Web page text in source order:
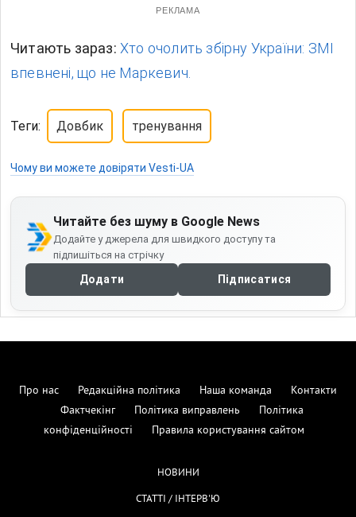
РЕКЛАМА
Читають зараз: Хто очолить збірну України: ЗМІ
впевнені, що не Маркевич.
Теги: Довбик тренування
Чому ви можете довіряти Vesti-UA
Читайте без шуму в Google News
Додайте у джерела для швидкого доступу та
підпишіться на стрічку
Додати Підписатися
Про нас Редакційна політика Наша команда
Контакти
Фактчекінг
Політика виправлень
Політика
конфіденційності
Правила користування сайтом
НОВИНИ
СТАТТІ / ІНТЕРВ'Ю